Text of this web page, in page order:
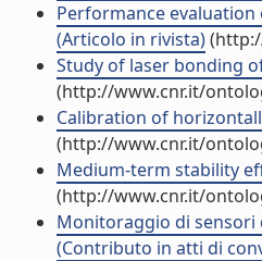
Performance
(Articolo in rivista)
Study of laser bonding
(http://www.cnr.it/
Calibration of
(http://www.cnr.it/
Medium-term stability
(http://www.cnr.it/
Monitoraggio di sensori
(Contributo in atti di